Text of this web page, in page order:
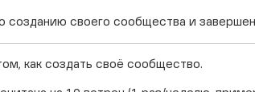
созданию своего сообщества и
как создать своё сообщество.